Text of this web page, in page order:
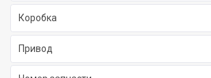
Коробка
Привод